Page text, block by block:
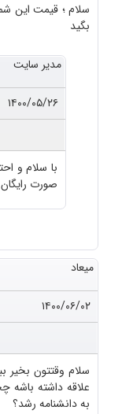
سلام ؛ قیمت این
بگید
مدیر سایت
۱۴۰۰/۰۵/۲۶
با سلام و
صورت
میعاد
۱۴۰۰/۰۶/۰۲
سلام وقتتون
علاقه داشته باشه
به دانشنامه رشد؟